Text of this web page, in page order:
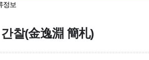
정보
찰(金逸淵 簡札)